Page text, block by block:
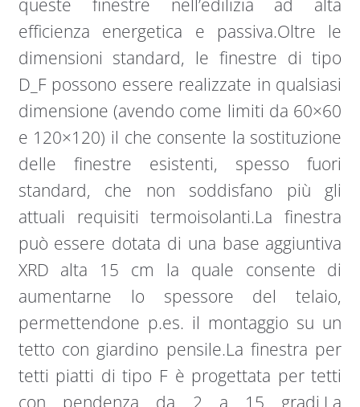
queste finestre nell’edilizia ad alta
efficienza energetica e passiva.Oltre le
dimensioni standard, le finestre di tipo
D_F possono essere realizzate in qualsiasi
dimensione (avendo come limiti da 60×60
e 120×120) il che consente la sostituzione
delle finestre esistenti, spesso fuori
standard, che non soddisfano più gli
attuali requisiti termoisolanti.La finestra
può essere dotata di una base aggiuntiva
XRD alta 15 cm la quale consente di
aumentarne lo spessore del telaio,
permettendone p.es. il montaggio su un
tetto con giardino pensile.La finestra per
tetti piatti di tipo F è progettata per tetti
con pendenza da 2 a 15 gradi.La